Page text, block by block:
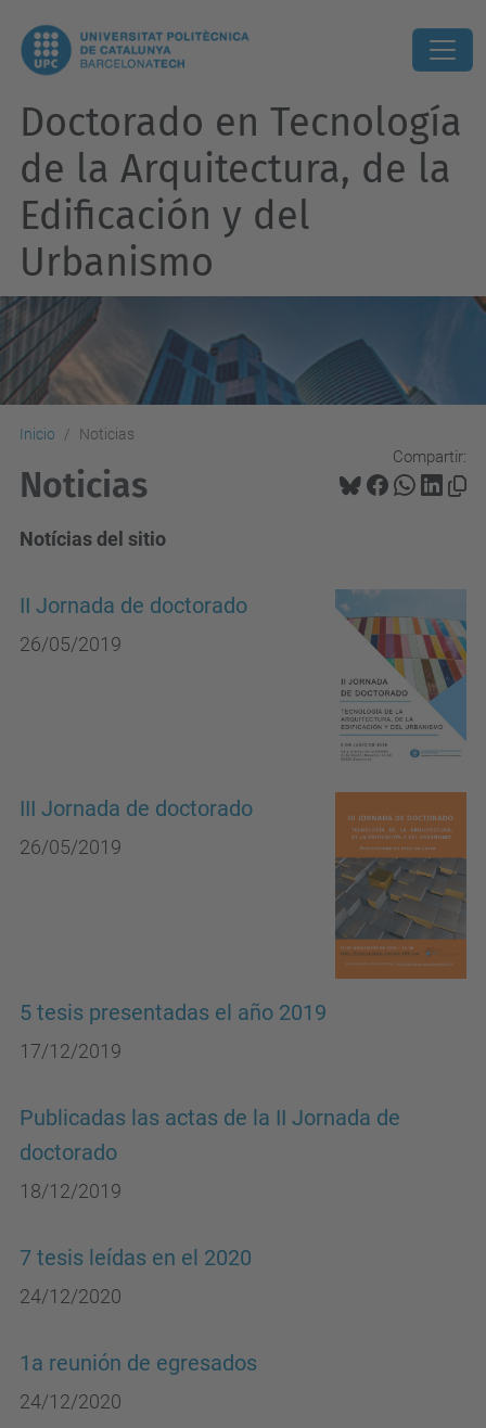
Doctorado en Tecnología
de la Arquitectura, de la
Edificación y del
Urbanismo
Inicio Noticias
Compartir:
Noticias
Notícias del sitio
II Jornada de doctorado
26/05/2019
III Jornada de doctorado
26/05/2019
5 tesis presentadas el año 2019
17/12/2019
Publicadas las actas de la II Jornada de
doctorado
18/12/2019
7 tesis leídas en el 2020
24/12/2020
1a reunión de egresados
24/12/2020